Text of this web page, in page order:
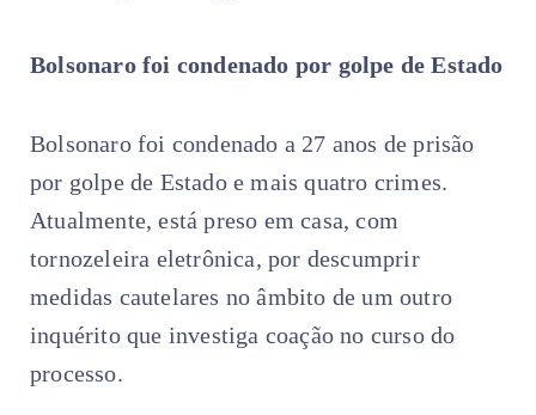
Bolsonaro foi condenado por golpe de Estado
Bolsonaro foi condenado a 27 anos de prisão
por golpe de Estado e mais quatro crimes.
Atualmente, está preso em casa, com
tornozeleira eletrônica, por descumprir
medidas cautelares no âmbito de um outro
inquérito que investiga coação no curso do
processo.